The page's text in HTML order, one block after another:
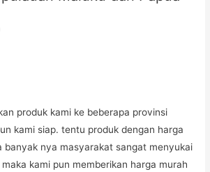
produk kami ke beberapa provinsi
kami siap. tentu produk dengan harga
banyak nya masyarakat sangat menyukai
kami pun memberikan harga murah